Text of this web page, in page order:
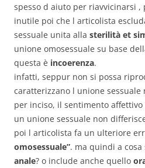
spesso d aiuto per riavvicinarsi ,
inutile poi che l articolista
sessuale unita alla sterilità et
unione omosessuale su base
questa è incoerenza.
infatti, seppur non si possa
caratterizzano l unione sessuale
per inciso, il sentimento
un unione sessuale non
poi l articolista fa un ulteriore
omosessuale”. ma quindi a cosa
anale? o include anche quello